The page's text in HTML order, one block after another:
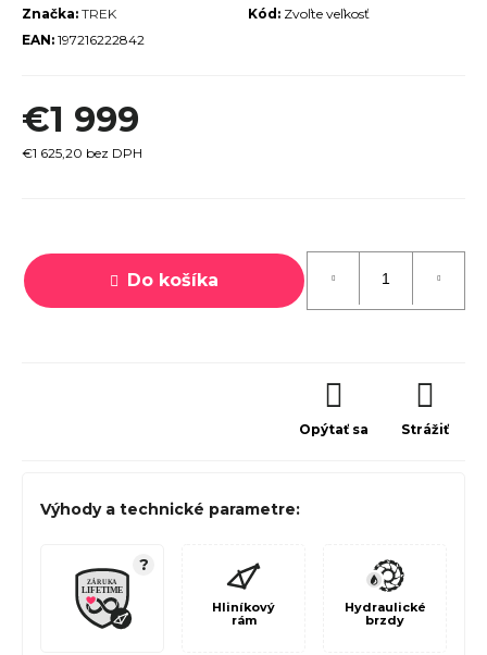
Kód: Zvoľte veľkosť
Značka: TREK
EAN: 197216222842
€1 999
€1 625,20 bez DPH
cena:
Do košíka
Opýtať sa Strážiť
Výhody a technické parametre:
?
Hliníkový
rám
Hydraulické
brzdy
MARLIN
6 GEN 3
LAVA